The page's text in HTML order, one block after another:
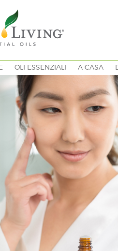
OLI ESSENZIALI A CASA